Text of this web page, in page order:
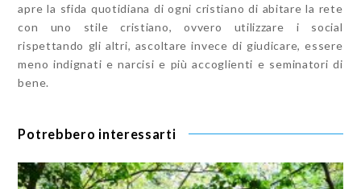
apre la sfida quotidiana di ogni cristiano di abitare la rete
con uno stile cristiano, ovvero utilizzare i social
rispettando gli altri, ascoltare invece di giudicare, essere
meno indignati e narcisi e più accoglienti e seminatori di
bene.
Potrebbero interessarti